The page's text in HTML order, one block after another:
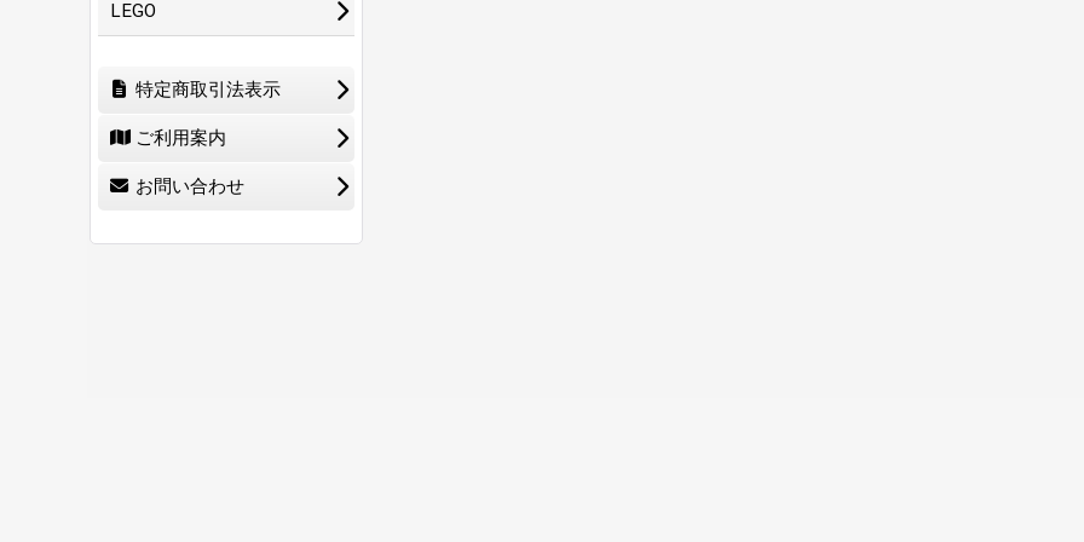
LEGO
特定商取引法表示
ご利用案内
お問い合わせ